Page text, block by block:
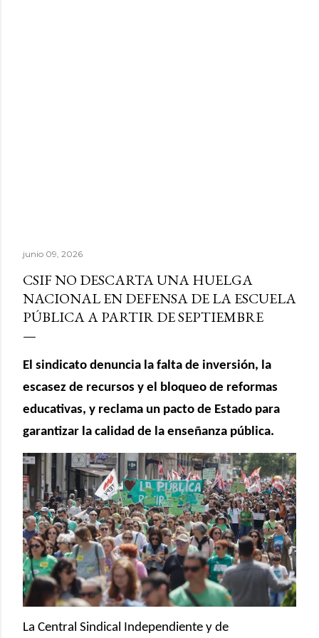
junio 09, 2026
CSIF NO DESCARTA UNA HUELGA
NACIONAL EN DEFENSA DE LA ESCUELA
PÚBLICA A PARTIR DE SEPTIEMBRE
El sindicato denuncia la falta de inversión, la
escasez de recursos y el bloqueo de reformas
educativas, y reclama un pacto de Estado para
garantizar la calidad de la enseñanza pública.
La Central Sindical Independiente y de